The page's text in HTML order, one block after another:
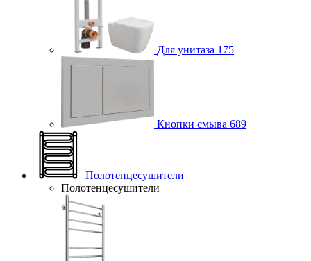
Для унитаза 175
Кнопки смыва 689
Полотенцесушители
Полотенцесушители